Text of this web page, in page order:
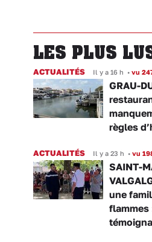
LES PLUS
ACTUALITÉS Il y a 16 h • vu
GRAU-
règles
ACTUALITÉS Il y a 23 h • vu
SAINT-
une
flammes